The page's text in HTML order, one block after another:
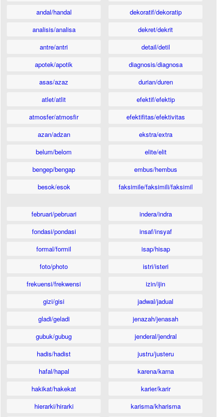
andal/handal
analisis/analisa
antre/antri
apotek/apotik
asas/azaz
atlet/atlit
atmosfer/atmosfir
azan/adzan
belum/belom
bengep/bengap
besok/esok
dekoratif/dekoratip
dekret/dekrit
detail/detil
diagnosis/diagnosa
durian/duren
efektif/efektip
efektifitas/efektivitas
ekstra/extra
elite/elit
embus/hembus
faksimile/faksimili/faksimil
februari/pebruari
fondasi/pondasi
formal/formil
foto/photo
frekuensi/frekwensi
gizi/gisi
gladi/geladi
gubuk/gubug
hadis/hadist
hafal/hapal
hakikat/hakekat
hierarki/hirarki
indera/indra
insaf/insyaf
isap/hisap
istri/isteri
izin/ijin
jadwal/jadual
jenazah/jenasah
jenderal/jendral
justru/justeru
karena/karna
karier/karir
karisma/kharisma